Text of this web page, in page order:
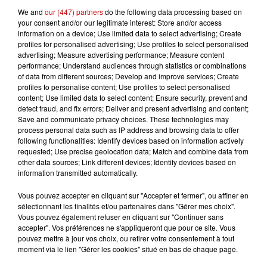
We and our (447) partnersdo the following data processing based on
your consent and/or our legitimate interest: Store and/or access
information on a device; Use limited data to select advertising; Create
profiles for personalised advertising; Use profiles to select personalised
advertising; Measure advertising performance; Measure content
performance; Understand audiences through statistics or combinations
of data from different sources; Develop and improve services; Create
profiles to personalise content; Use profiles to select personalised
content; Use limited data to select content; Ensure security, prevent and
detect fraud, and fix errors; Deliver and present advertising and content;
Save and communicate privacy choices. These technologies may
process personal data such as IP address and browsing data to offer
following functionalities: Identify devices based on information actively
requested; Use precise geolocation data; Match and combine data from
other data sources; Link different devices; Identify devices based on
information transmitted automatically.
Vous pouvez accepter en cliquant sur "Accepter et fermer", ou affiner en
sélectionnant les finalités et/ou partenaires dans "Gérer mes choix".
Vous pouvez également refuser en cliquant sur "Continuer sans
accepter". Vos préférences ne s'appliqueront que pour ce site. Vous
pouvez mettre à jour vos choix, ou retirer votre consentement à tout
moment via le lien "Gérer les cookies" situé en bas de chaque page.